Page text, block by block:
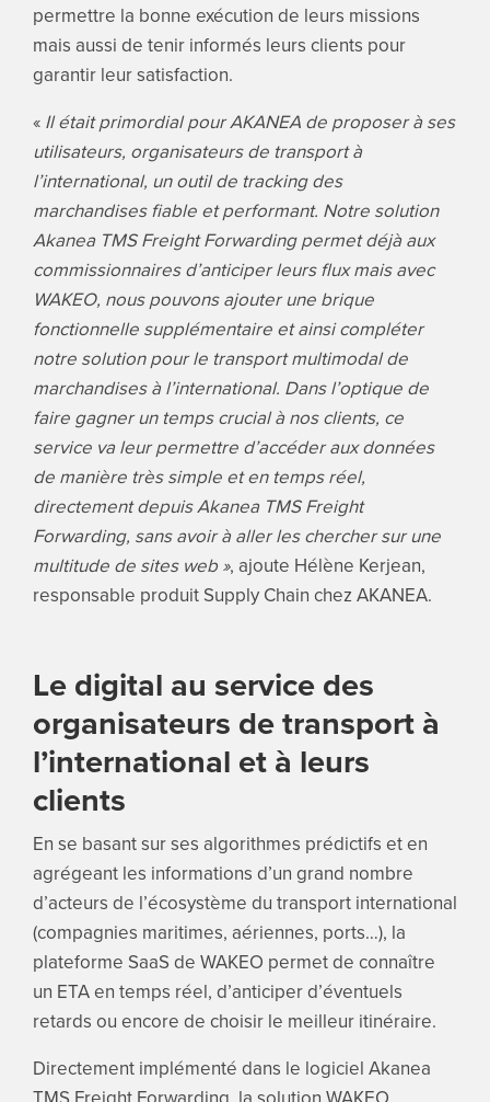
permettre la bonne exécution de leurs missions
mais aussi de tenir informés leurs clients pour
garantir leur satisfaction.
« Il était primordial pour AKANEA de proposer à ses
utilisateurs, organisateurs de transport à
l’international, un outil de tracking des
marchandises fiable et performant. Notre solution
Akanea TMS Freight Forwarding permet déjà aux
commissionnaires d’anticiper leurs flux mais avec
WAKEO, nous pouvons ajouter une brique
fonctionnelle supplémentaire et ainsi compléter
notre solution pour le transport multimodal de
marchandises à l’international. Dans l’optique de
faire gagner un temps crucial à nos clients, ce
service va leur permettre d’accéder aux données
de manière très simple et en temps réel,
directement depuis Akanea TMS Freight
Forwarding, sans avoir à aller les chercher sur une
multitude de sites web », ajoute Hélène Kerjean,
responsable produit Supply Chain chez AKANEA.
Le digital au service des
organisateurs de transport à
l’international et à leurs
clients
En se basant sur ses algorithmes prédictifs et en
agrégeant les informations d’un grand nombre
d’acteurs de l’écosystème du transport international
(compagnies maritimes, aériennes, ports…), la
plateforme SaaS de WAKEO permet de connaître
un ETA en temps réel, d’anticiper d’éventuels
retards ou encore de choisir le meilleur itinéraire.
Directement implémenté dans le logiciel Akanea